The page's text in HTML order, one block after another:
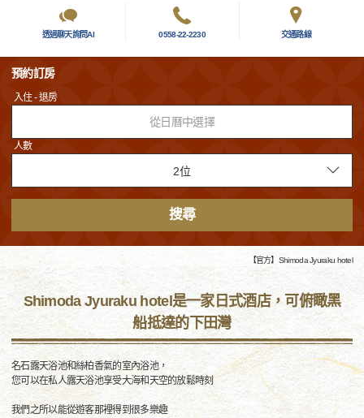
透過聊天詢問AI 0558-22-2230 交通路線
預約訂房
入住 - 退房
從日曆中選擇
人數
搜尋
【官方】Shimoda Jyuraku hotel
Shimoda Jyuraku hotel是一家日式酒店，可俯瞰黑
船抵達的下田灣
名石露天浴池和絲柏香氣的室內浴池，
您可以在私人露天浴池享受大海和天空的放鬆時刻
我們之所以能從遊客那裡得到很多樂趣